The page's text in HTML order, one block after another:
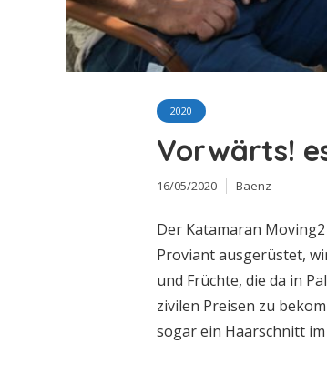
2020
Vorwärts!
16/05/2020 Baenz
Der Katamaran
Proviant ausgerüstet,
und Früchte, die da in
zivilen Preisen zu
sogar ein Haarschnitt